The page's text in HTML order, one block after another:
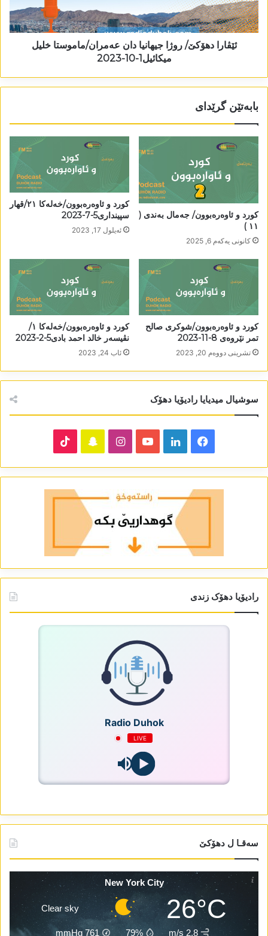
ئێڤارا دھۆکێ/ روژا جیھانیا دان عەمران/ماموستا خلیل
میکائیل1-10-2023
بابەتێن گرێدای
کورد و ئاوەرەبوون/ جەمال بەندی (
١١ )
كانونی یه‌كه‌م 6, 2025
کورد و ئاوەرەبوون/خەلەکا ٢١/قھار
سپینداری5-7-2023
ئه‌یلول 17, 2023
کورد و ئاوەرەبوون/شوکری صالح
تمر نێروەی 8-11-2023
تشرینی دووه‌م 20, 2023
کورد و ئاوەرەبوون/خەلەکا ١/
نڤیسەر خالد احمد بادی5-2-2023
ئاب 24, 2023
سوشیال میدیایا رادیۆیا دھۆک
Facebook
LinkedIn
YouTube
Instagram
Snapchat
رادیۆیا دھۆک زندی
Radio Duhok
LIVE
سەقـا ل دھۆکێ
New York City
26°C
Clear sky
2.8 m/s
79%
761
mmHg